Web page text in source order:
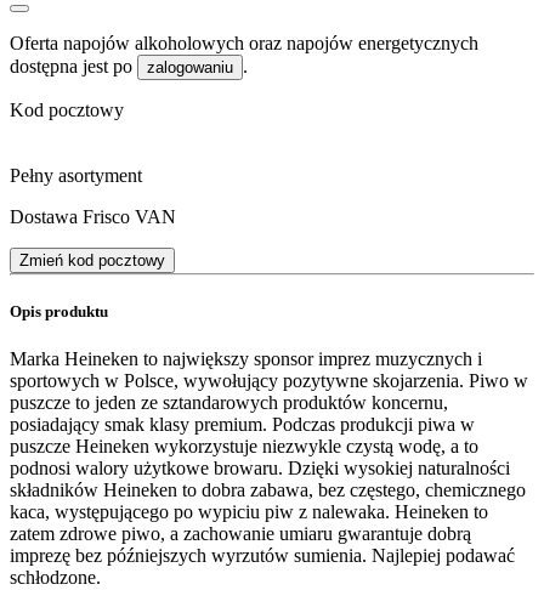
Oferta napojów alkoholowych oraz napojów energetycznych
dostępna jest po
zalogowaniu .
Kod pocztowy
Pełny asortyment
Dostawa Frisco VAN
Zmień kod pocztowy
Opis produktu
Marka Heineken to największy sponsor imprez muzycznych i
sportowych w Polsce, wywołujący pozytywne skojarzenia. Piwo w
puszcze to jeden ze sztandarowych produktów koncernu,
posiadający smak klasy premium. Podczas produkcji piwa w
puszcze Heineken wykorzystuje niezwykle czystą wodę, a to
podnosi walory użytkowe browaru. Dzięki wysokiej naturalności
składników Heineken to dobra zabawa, bez częstego, chemicznego
kaca, występującego po wypiciu piw z nalewaka. Heineken to
zatem zdrowe piwo, a zachowanie umiaru gwarantuje dobrą
imprezę bez późniejszych wyrzutów sumienia. Najlepiej podawać
schłodzone.